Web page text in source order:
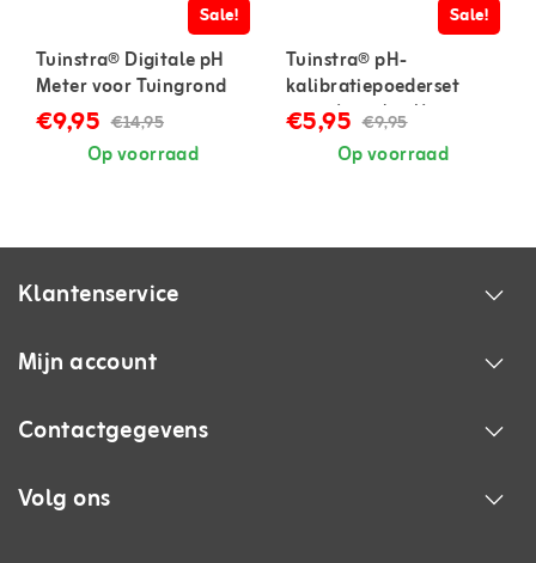
Sale!
Tuinstra® Digitale pH
Meter voor Tuingrond
€9,95 €14,95
Op voorraad
Sale!
Tuinstra® pH-
kalibratiepoederset
voor digitale pH-meter
(2 sets)
€5,95 €9,95
Op voorraad
Klantenservice
Mijn account
Contactgegevens
Volg ons